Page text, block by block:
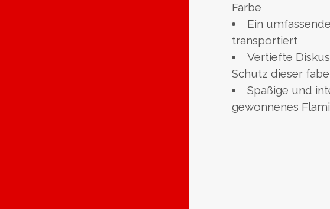
Farbe
Ein
transportiert
Vertiefte
Schutz dieser
Spaßige und
gewonnenes